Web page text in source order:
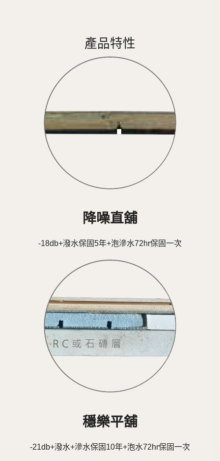
產品特性
降噪直舖
-18db+潑水保固5年+泡滲水72hr保固一次
穩樂平舖
-21db+潑水+滲水保固10年+泡水72hr保固一次